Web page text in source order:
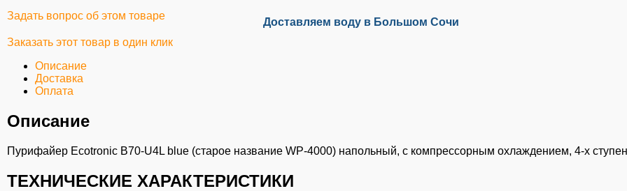
Задать вопрос об этом товаре
Заказать этот товар в один клик
Доставляем воду в Большом Сочи
Описание
Доставка
Оплата
Описание
Пурифайер Ecotronic B70-U4L blue (старое название WP-4000) напольный, с компрессорным охлаждением, 4-х
ТЕХНИЧЕСКИЕ ХАРАКТЕРИСТИКИ